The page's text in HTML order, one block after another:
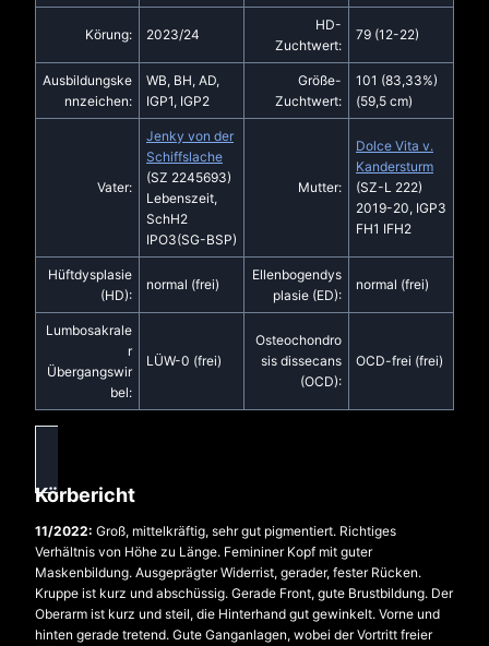
Körung: 2023/24
HD-
Zuchtwert:
79 (12-22)
Ausbildungske
nnzeichen:
WB, BH, AD,
IGP1, IGP2
Größe-
Zuchtwert:
101 (83,33%)
(59,5 cm)
Vater:
Jenky von der
Schiffslache
(SZ 2245693)
Lebenszeit,
SchH2
IPO3(SG-BSP)
Mutter:
Dolce Vita v.
Kandersturm
(SZ-L 222)
2019-20, IGP3
FH1 IFH2
Hüftdysplasie
(HD):
normal (frei)
Ellenbogendys
plasie (ED):
normal (frei)
Lumbosakrale
r
Übergangswir
bel:
LÜW-0 (frei)
Osteochondro
sis dissecans
(OCD):
OCD-frei (frei)
Körbericht
11/2022: Groß, mittelkräftig, sehr gut pigmentiert. Richtiges
Verhältnis von Höhe zu Länge. Femininer Kopf mit guter
Maskenbildung. Ausgeprägter Widerrist, gerader, fester Rücken.
Kruppe ist kurz und abschüssig. Gerade Front, gute Brustbildung. Der
Oberarm ist kurz und steil, die Hinterhand gut gewinkelt. Vorne und
hinten gerade tretend. Gute Ganganlagen, wobei der Vortritt freier